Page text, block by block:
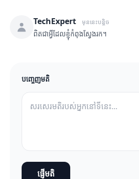
TechExpert មុននេះបន្តិច
ពិតជាអ្វីដែលខ្ញុំកំពុងស្វែងរក។
បញ្ចេញមតិ
ផ្ញើមតិ